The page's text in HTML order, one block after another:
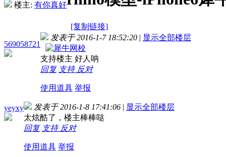
楼主: 有你真好
[复制链接]
569058721
发表于 2016-1-7 18:52:20 | 显示全部楼层
支持楼主 好人呐
回复 支持 反对
使用道具 举报
yeyxy 发表于 2016-1-8 17:41:06 | 显示全部楼层
太炫酷了，楼主棒棒哒
回复 支持 反对
使用道具 举报